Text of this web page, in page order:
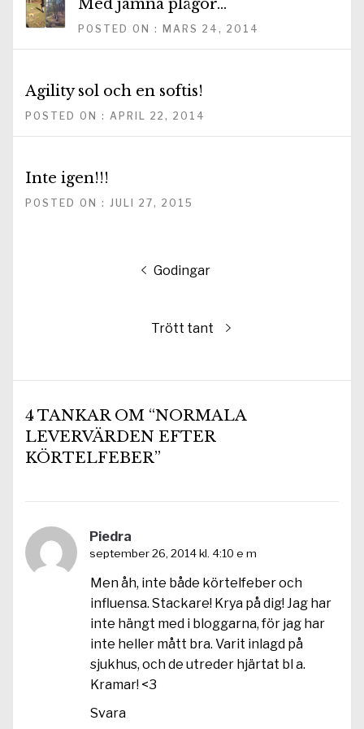
Med jämna plågor…
POSTED ON : MARS 24, 2014
Agility sol och en softis!
POSTED ON : APRIL 22, 2014
Inte igen!!!
POSTED ON : JULI 27, 2015
Inläggsnavigering
Föregående
Godingar
Nästa
Trött tant
4 TANKAR OM “NORMALA
LEVERVÄRDEN EFTER
KÖRTELFEBER”
Piedra
september 26, 2014 kl. 4:10 e m
Men åh, inte både körtelfeber och
influensa. Stackare! Krya på dig! Jag har
inte hängt med i bloggarna, för jag har
inte heller mått bra. Varit inlagd på
sjukhus, och de utreder hjärtat bl a.
Kramar! <3
Svara